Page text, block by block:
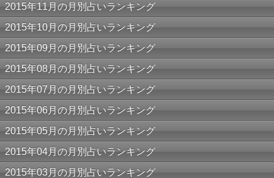
2015年11月の月別占いランキング
2015年10月の月別占いランキング
2015年09月の月別占いランキング
2015年08月の月別占いランキング
2015年07月の月別占いランキング
2015年06月の月別占いランキング
2015年05月の月別占いランキング
2015年04月の月別占いランキング
2015年03月の月別占いランキング